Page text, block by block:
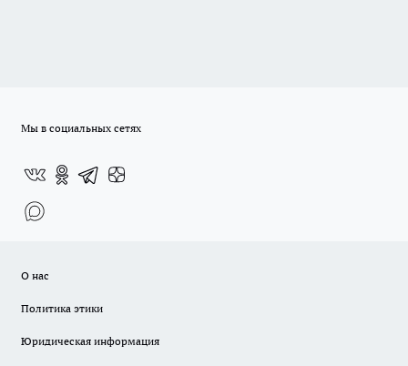
Мы в социальных сетях
О нас
Политика этики
Юридическая информация